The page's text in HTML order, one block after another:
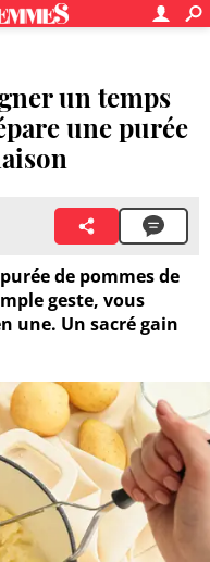
un temps
une purée
de pommes de
geste, vous
une. Un sacré gain